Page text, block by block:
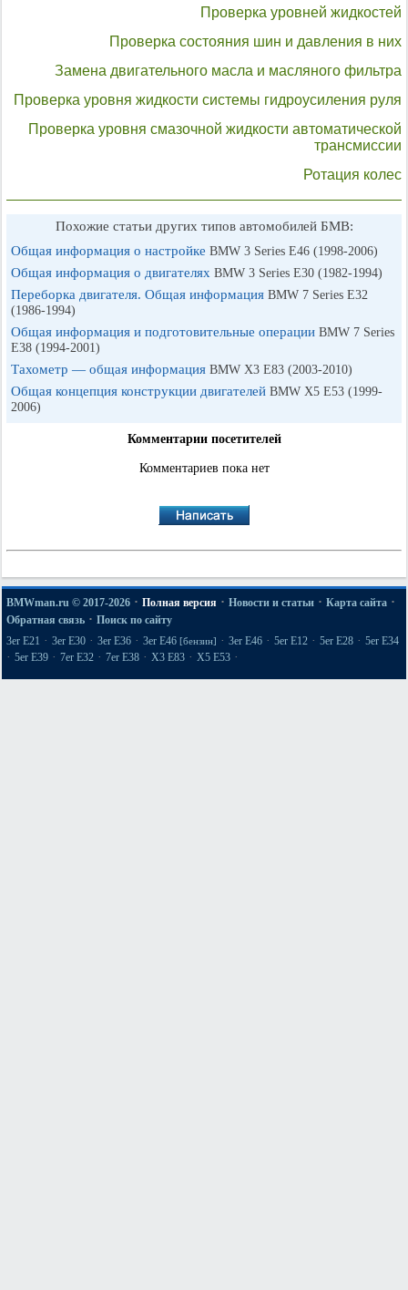
Проверка уровней жидкостей
Проверка состояния шин и давления в них
Замена двигательного масла и масляного фильтра
Проверка уровня жидкости системы гидроусиления руля
Проверка уровня смазочной жидкости автоматической
трансмиссии
Ротация колес
Похожие статьи других типов автомобилей БМВ:
Общая информация о настройке BMW 3 Series E46 (1998-2006)
Общая информация о двигателях BMW 3 Series E30 (1982-1994)
Переборка двигателя. Общая информация BMW 7 Series E32
(1986-1994)
Общая информация и подготовительные операции BMW 7 Series
E38 (1994-2001)
Тахометр — общая информация BMW X3 E83 (2003-2010)
Общая концепция конструкции двигателей BMW X5 E53 (1999-
2006)
Комментарии посетителей
Комментариев пока нет
BMWman.ru © 2017-2026 · Полная версия · Новости и статьи · Карта сайта ·
Обратная связь · Поиск по сайту
3er E21 · 3er E30 · 3er E36 · 3er E46 [бензин] · 3er E46 · 5er E12 · 5er E28 · 5er E34
· 5er E39 · 7er E32 · 7er E38 · X3 E83 · X5 E53 ·